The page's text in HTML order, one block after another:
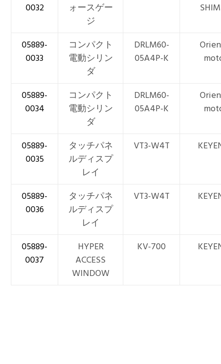
0032
ォースゲー
ジ
05889-
0033
コンパクト
電動シリン
ダ
DRLM60-
05A4P-K
05889-
0034
コンパクト
電動シリン
ダ
DRLM60-
05A4P-K
05889-
0035
タッチパネ
ルディスプ
レイ
VT3-W4T
05889-
0036
タッチパネ
ルディスプ
レイ
VT3-W4T
05889-
0037
HYPER
ACCESS
WINDOW
KV-700